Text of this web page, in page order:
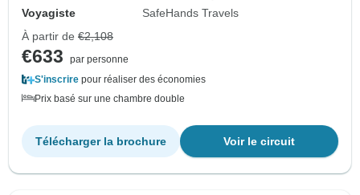
Voyagiste
SafeHands Travels
À partir de €2,108
€633
par personne
S'inscrire pour réaliser des économies
Prix basé sur une chambre double
Voir le circuit
Télécharger la brochure